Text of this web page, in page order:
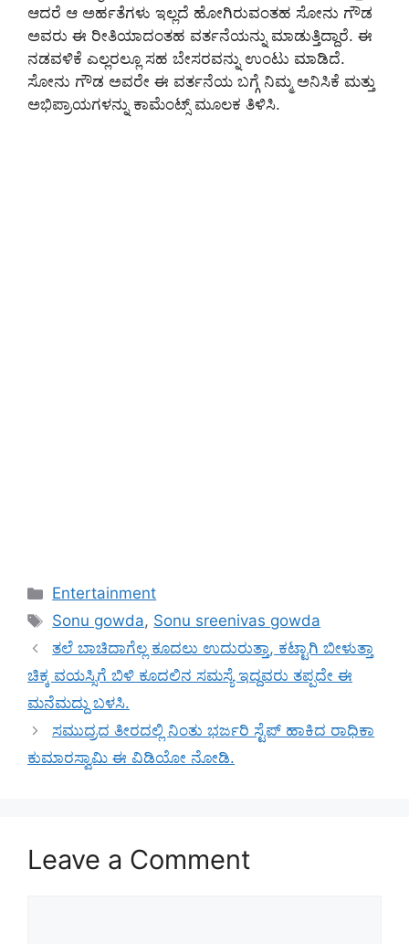
ಆದರೆ ಆ ಅರ್ಹತೆಗಳು ಇಲ್ಲದೆ ಹೋಗಿರುವಂತಹ ಸೋನು ಗೌಡ
ಅವರು ಈ ರೀತಿಯಾದಂತಹ ವರ್ತನೆಯನ್ನು ಮಾಡುತ್ತಿದ್ದಾರೆ. ಈ
ನಡವಳಿಕೆ ಎಲ್ಲರಲ್ಲೂ ಸಹ ಬೇಸರವನ್ನು ಉಂಟು ಮಾಡಿದೆ.
ಸೋನು ಗೌಡ ಅವರೇ ಈ ವರ್ತನೆಯ ಬಗ್ಗೆ ನಿಮ್ಮ ಅನಿಸಿಕೆ ಮತ್ತು
ಅಭಿಪ್ರಾಯಗಳನ್ನು ಕಾಮೆಂಟ್ಸ್ ಮೂಲಕ ತಿಳಿಸಿ.
Categories
Entertainment
Tags
Sonu gowda, Sonu sreenivas gowda
ತಲೆ ಬಾಚಿದಾಗೆಲ್ಲ ಕೂದಲು ಉದುರುತ್ತಾ, ಕಟ್ಟಾಗಿ ಬೀಳುತ್ತಾ
ಚಿಕ್ಕ ವಯಸ್ಸಿಗೆ ಬಿಳಿ ಕೂದಲಿನ ಸಮಸ್ಯೆ ಇದ್ದವರು ತಪ್ಪದೇ ಈ
ಮನೆಮದ್ದು ಬಳಸಿ.
ಸಮುದ್ರದ ತೀರದಲ್ಲಿ ನಿಂತು ಭರ್ಜರಿ ಸ್ಟೆಪ್ ಹಾಕಿದ ರಾಧಿಕಾ
ಕುಮಾರಸ್ವಾಮಿ ಈ ವಿಡಿಯೋ ನೋಡಿ.
Leave a Comment